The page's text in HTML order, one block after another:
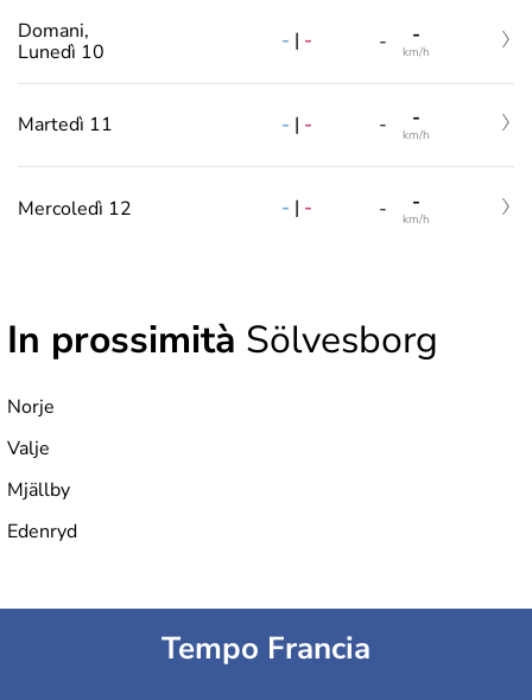
Domani,
Lunedì 10
- | - - -
km/h
Martedì 11 - | - - -
km/h
Mercoledì 12 - | - - -
km/h
In prossimità Sölvesborg
Norje
Valje
Mjällby
Edenryd
Tempo Francia